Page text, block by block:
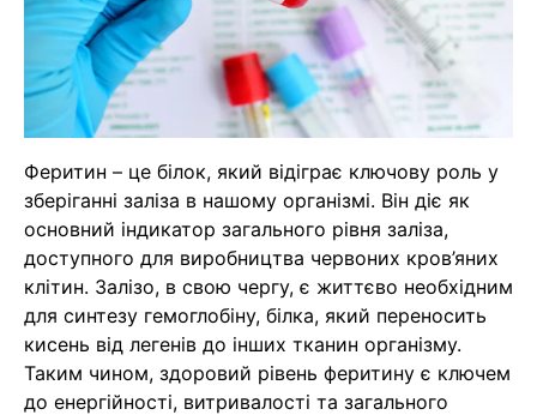
Феритин – це білок, який відіграє ключову роль у
зберіганні заліза в нашому організмі. Він діє як
основний індикатор загального рівня заліза,
доступного для виробництва червоних кров’яних
клітин. Залізо, в свою чергу, є життєво необхідним
для синтезу гемоглобіну, білка, який переносить
кисень від легенів до інших тканин організму.
Таким чином, здоровий рівень феритину є ключем
до енергійності, витривалості та загального